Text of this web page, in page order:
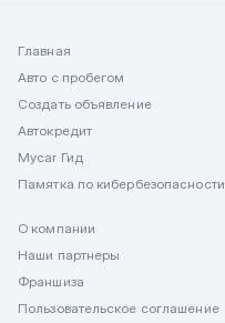
Главная
Авто с пробегом
Создать объявление
Автокредит
Mycar Гид
Памятка по кибербезопасности
О компании
Наши партнеры
Франшиза
Пользовательское соглашение